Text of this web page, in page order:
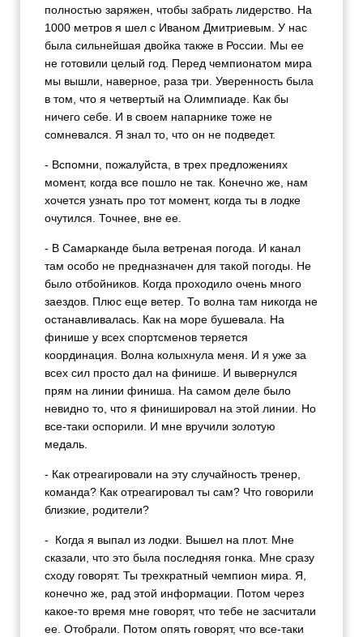
полностью заряжен, чтобы забрать лидерство. На
1000 метров я шел с Иваном Дмитриевым. У нас
была сильнейшая двойка также в России. Мы ее
не готовили целый год. Перед чемпионатом мира
мы вышли, наверное, раза три. Уверенность была
в том, что я четвертый на Олимпиаде. Как бы
ничего себе. И в своем напарнике тоже не
сомневался. Я знал то, что он не подведет.
- Вспомни, пожалуйста, в трех предложениях
момент, когда все пошло не так. Конечно же, нам
хочется узнать про тот момент, когда ты в лодке
очутился. Точнее, вне ее.
- В Самарканде была ветреная погода. И канал
там особо не предназначен для такой погоды. Не
было отбойников. Когда проходило очень много
заездов. Плюс еще ветер. То волна там никогда не
останавливалась. Как на море бушевала. На
финише у всех спортсменов теряется
координация. Волна колыхнула меня. И я уже за
всех сил просто дал на финише. И вывернулся
прям на линии финиша. На самом деле было
невидно то, что я финишировал на этой линии. Но
все-таки оспорили. И мне вручили золотую
медаль.
- Как отреагировали на эту случайность тренер,
команда? Как отреагировал ты сам? Что говорили
близкие, родители?
- Когда я выпал из лодки. Вышел на плот. Мне
сказали, что это была последняя гонка. Мне сразу
сходу говорят. Ты трехкратный чемпион мира. Я,
конечно же, рад этой информации. Потом через
какое-то время мне говорят, что тебе не засчитали
ее. Отобрали. Потом опять говорят, что все-таки